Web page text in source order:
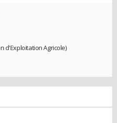
d'Exploitation Agricole)